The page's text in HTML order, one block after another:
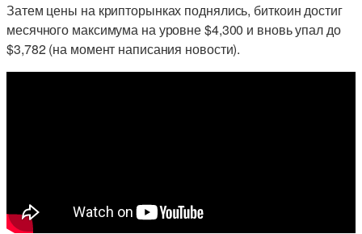
Затем цены на крипторынках поднялись, биткоин достиг
месячного максимума на уровне $4,300 и вновь упал до
$3,782 (на момент написания новости).